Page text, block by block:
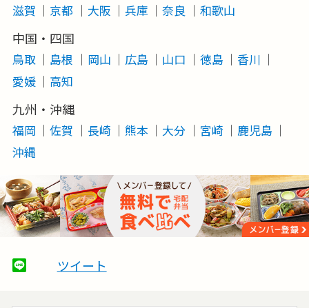
滋賀 京都 大阪 兵庫 奈良 和歌山
中国・四国
鳥取 島根 岡山 広島 山口 徳島
香川
愛媛
高知
九州・沖縄
福岡 佐賀 長崎 熊本 大分 宮崎
鹿児島
沖縄
ツイート